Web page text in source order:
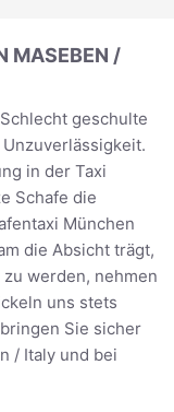
MASEBEN /
geschulte
in der Taxi
Schafe die
München
die Absicht trägt,
werden, nehmen
uns stets
Sie sicher
/ Italy und bei